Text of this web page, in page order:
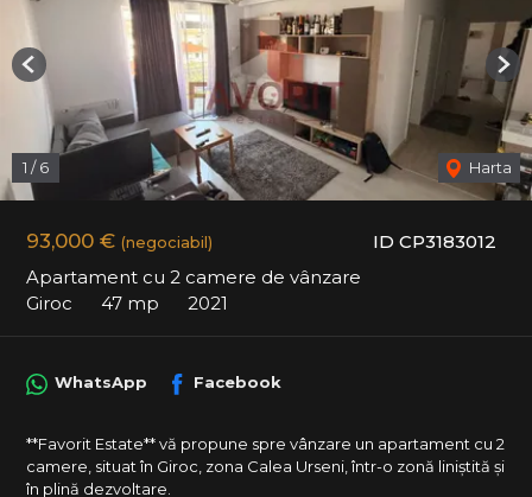
ID CP3183012
93,000 € (negociabil)
Apartament cu 2 camere de vânzare
Giroc
47 mp 2021
1 /6 Harta
Previous
WhatsApp Facebook
**Favorit Estate** vă propune spre vânzare un apartament cu 2
camere, situat în Giroc, zona Calea Urseni, într-o zonă liniștită și
în plină dezvoltare.